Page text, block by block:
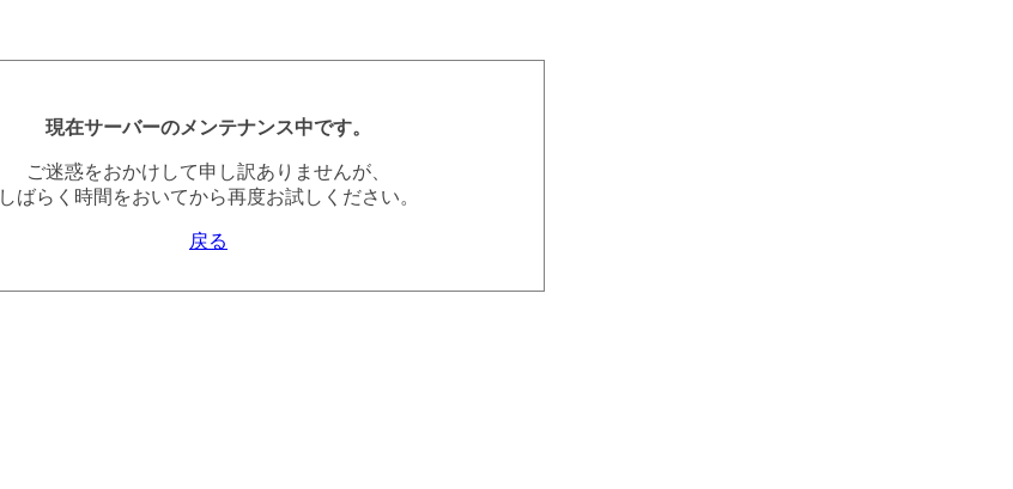
現在サーバーのメンテナンス中です。
ご迷惑をおかけして申し訳ありませんが、
しばらく時間をおいてから再度お試しください。
戻る